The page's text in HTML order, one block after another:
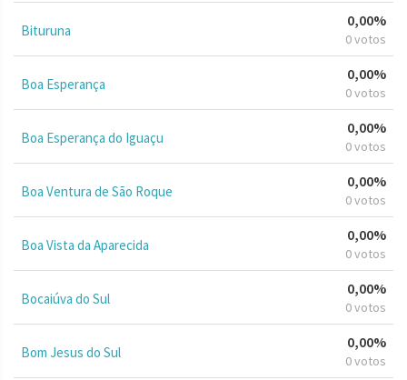
Bituruna
0,00%
0 votos
Boa Esperança
0,00%
0 votos
Boa Esperança do Iguaçu
0,00%
0 votos
Boa Ventura de São Roque
0,00%
0 votos
Boa Vista da Aparecida
0,00%
0 votos
Bocaiúva do Sul
0,00%
0 votos
Bom Jesus do Sul
0,00%
0 votos